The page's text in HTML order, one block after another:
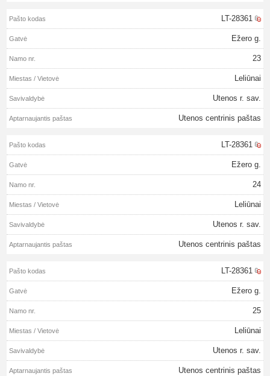
LT-28361
Ežero g.
23
Leliūnai
Utenos r. sav.
Utenos centrinis paštas
LT-28361
Ežero g.
24
Leliūnai
Utenos r. sav.
Utenos centrinis paštas
LT-28361
Ežero g.
25
Leliūnai
Utenos r. sav.
Utenos centrinis paštas